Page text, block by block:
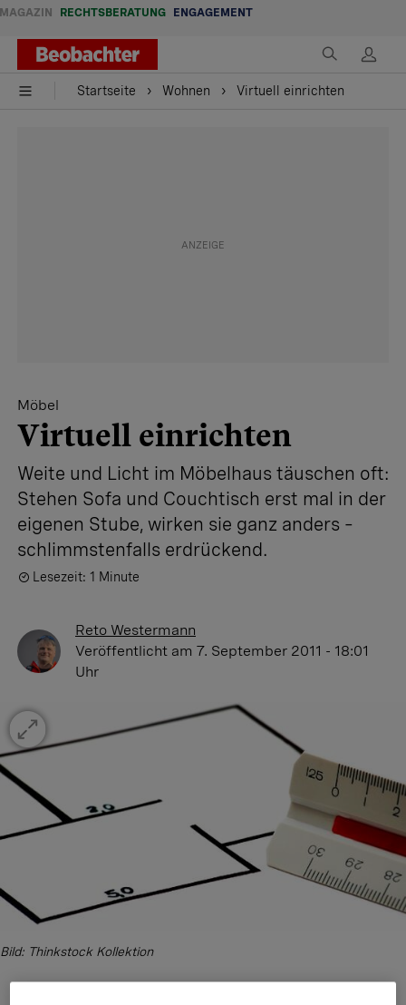
MAGAZIN RECHTSBERATUNG ENGAGEMENT
Startseite Wohnen Virtuell einrichten
Möbel
Virtuell einrichten
Weite und Licht im Möbelhaus täuschen oft:
Stehen Sofa und Couchtisch erst mal in der
eigenen Stube, wirken sie ganz anders –
schlimmstenfalls erdrückend.
Lesezeit: 1 Minute
Reto Westermann
Veröffentlicht am 7. September 2011 - 18:01
Uhr
Bild: Thinkstock Kollektion